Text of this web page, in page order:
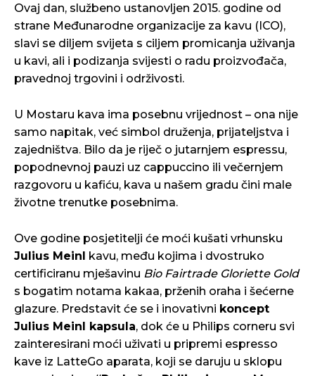
Ovaj dan, službeno ustanovljen 2015. godine od
strane Međunarodne organizacije za kavu (ICO),
slavi se diljem svijeta s ciljem promicanja uživanja
u kavi, ali i podizanja svijesti o radu proizvođača,
pravednoj trgovini i održivosti.
U Mostaru kava ima posebnu vrijednost – ona nije
samo napitak, već simbol druženja, prijateljstva i
zajedništva. Bilo da je riječ o jutarnjem espressu,
popodnevnoj pauzi uz cappuccino ili večernjem
razgovoru u kafiću, kava u našem gradu čini male
životne trenutke posebnima.
Ove godine posjetitelji će moći kušati vrhunsku
Julius Meinl
kavu, među kojima i dvostruko
certificiranu mješavinu Bio Fairtrade Gloriette Gold
s bogatim notama kakaa, prženih oraha i šećerne
glazure. Predstavit će se i inovativni koncept
Julius Meinl kapsula, dok će u Philips corneru svi
zainteresirani moći uživati u pripremi espresso
kave iz LatteGo aparata, koji se daruju u sklopu